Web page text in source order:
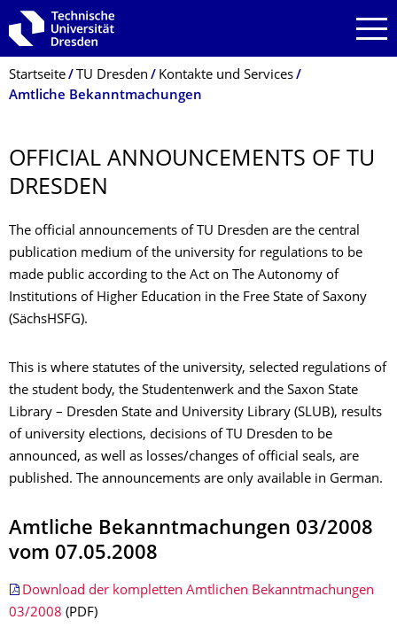
Zur Hauptnavigation springen
Zur Suche springen
Zum Inhalt springen
Breadcrumb-Menü
Startseite TU Dresden
Kontakte und Services
Amtliche Bekanntmachungen
OFFICIAL ANNOUNCEMENTS OF TU
DRESDEN
The official announcements of TU Dresden are the central
publication medium of the university for regulations to be
made public according to the Act on The Autonomy of
Institutions of Higher Education in the Free State of Saxony
(SächsHSFG).
This is where statutes of the university, selected regulations of
the student body, the Studentenwerk and the Saxon State
Library – Dresden State and University Library (SLUB), results
of university elections, decisions of TU Dresden to be
announced, as well as losses/changes of official seals, are
published. The announcements are only available in German.
Amtliche Bekanntmachungen 03/2008
vom 07.05.2008
Download der kompletten Amtlichen Bekanntmachungen
03/2008 (PDF)